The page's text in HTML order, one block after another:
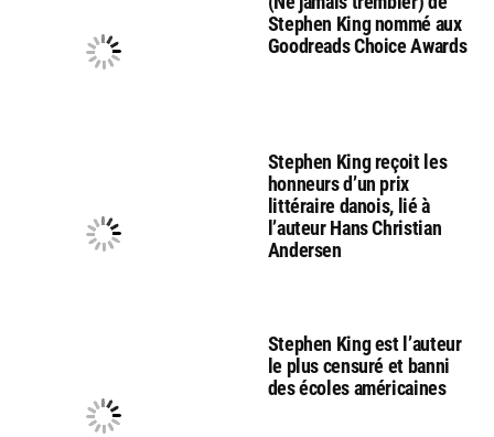
Stephen King nommé aux
Goodreads Choice Awards
Stephen King reçoit les
honneurs d’un prix
littéraire danois, lié à
l’auteur Hans Christian
Andersen
Stephen King est l’auteur
le plus censuré et banni
des écoles américaines